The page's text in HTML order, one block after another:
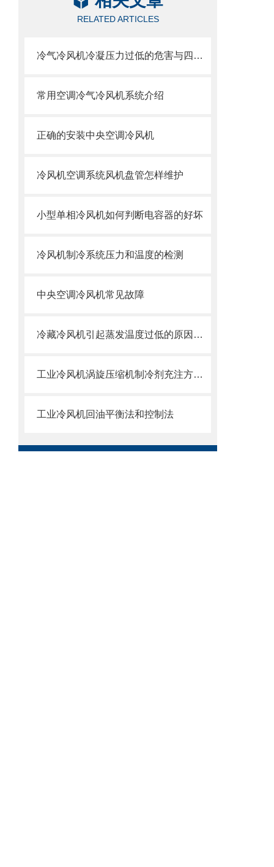
RELATED ARTICLES
冷气冷风机冷凝压力过低的危害与四种控制方法
常用空调冷气冷风机系统介绍
正确的安装中央空调冷风机
冷风机空调系统风机盘管怎样维护
小型单相冷风机如何判断电容器的好坏
冷风机制冷系统压力和温度的检测
中央空调冷风机常见故障
冷藏冷风机引起蒸发温度过低的原因及解决办法
工业冷风机涡旋压缩机制冷剂充注方法与充注问题
工业冷风机回油平衡法和控制法